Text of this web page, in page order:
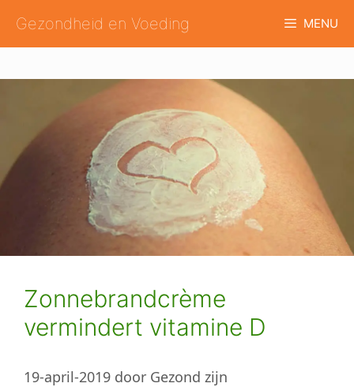
naar
de
Gezondheid en Voeding MENU
Zonnebrandcrème
vermindert vitamine D
19-april-2019 door Gezond zijn